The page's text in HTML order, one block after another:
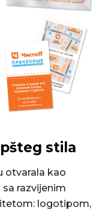
stila
otvarala kao
razvijenim
logotipom,